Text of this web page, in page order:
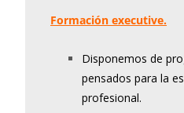
Formación executive.
Disponemos de
pensados para la
profesional.